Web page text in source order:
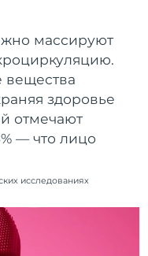
массируют
вещества
здоровье
отмечают
— что лицо
исследованиях
дата доставки
8.08.2026
дата доставки
8.08.2026
дата доставки
8.08.2026
дата доставки
дата доставки